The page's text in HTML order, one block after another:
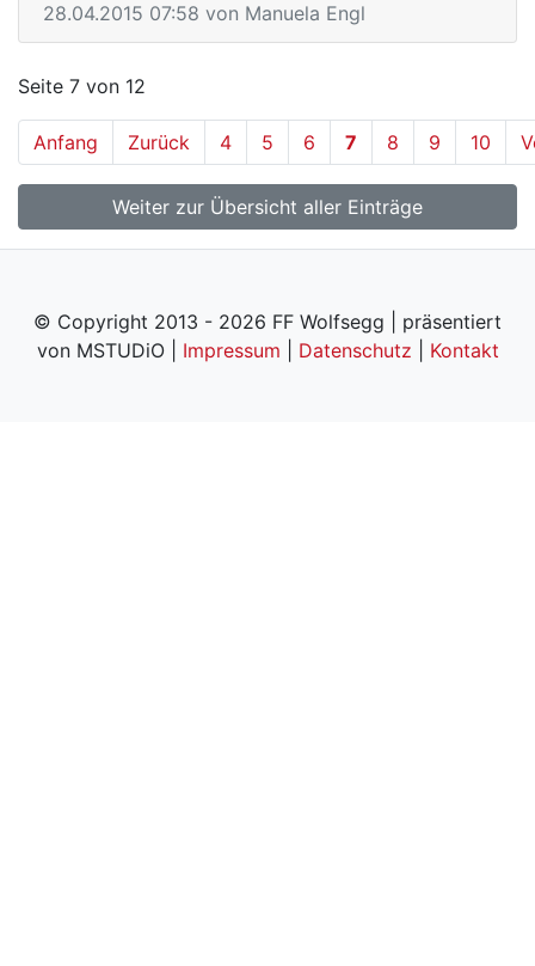
28.04.2015 07:58 von Manuela Engl
Seite 7 von 12
Anfang Zurück 4 5 6 7 8 9 10
Weiter zur Übersicht aller Einträge
© Copyright 2013 - 2026 FF Wolfsegg | präsentiert
von MSTUDiO | Impressum Datenschutz Kontakt